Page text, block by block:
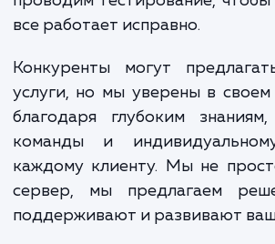
стабильную и эффективную
или вопросов вы всегда
нашей технической
В процессе работы мы
позволяет нам